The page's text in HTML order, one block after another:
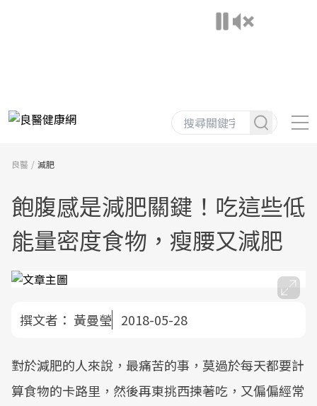
良醫 減肥
飽腹感是減肥關鍵！吃這些低
能量密度食物，瘦腰又減肥
撰文者： 黃曼瑩 2018-05-28
對於減肥的人來說，最痛苦的事，莫過於每天都要計
算食物的卡路里，然後再東挑西揀著吃，又偏偏經常